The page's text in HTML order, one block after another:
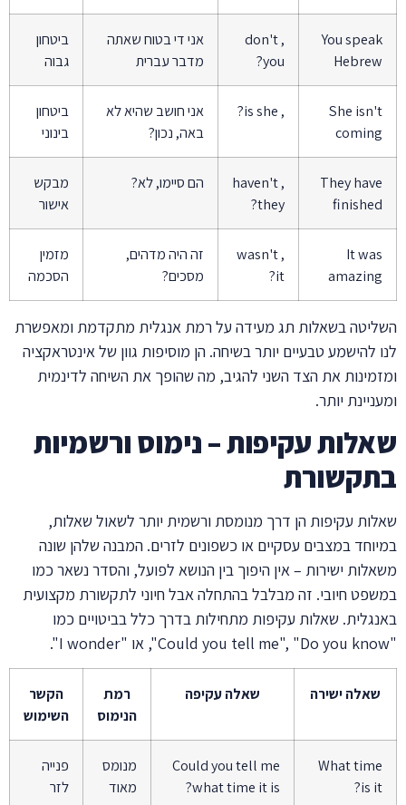
You speak
Hebrew
, don't
you?
אני די בטוח שאתה
מדבר עברית
ביטחון
גבוה
She isn't
coming
, is she?
אני חושב שהיא לא
באה, נכון?
ביטחון
בינוני
They have
finished
, haven't
they?
הם סיימו, לא?
מבקש
אישור
It was
amazing
, wasn't
it?
זה היה מדהים,
מסכים?
מזמין
הסכמה
השליטה בשאלות תג מעידה על רמת אנגלית מתקדמת ומאפשרת
לנו להישמע טבעיים יותר בשיחה. הן מוסיפות גוון של אינטראקציה
ומזמינות את הצד השני להגיב, מה שהופך את השיחה לדינמית
ומעניינת יותר.
שאלות עקיפות – נימוס ורשמיות
בתקשורת
שאלות עקיפות הן דרך מנומסת ורשמית יותר לשאול שאלות,
במיוחד במצבים עסקיים או כשפונים לזרים. המבנה שלהן שונה
משאלות ישירות – אין היפוך בין הנושא לפועל, והסדר נשאר כמו
במשפט חיובי. זה מבלבל בהתחלה אבל חיוני לתקשורת מקצועית
באנגלית. שאלות עקיפות מתחילות בדרך כלל בביטויים כמו
"Could you tell me", "Do you know", או "I wonder".
שאלה ישירה שאלה עקיפה
רמת
הנימוס
הקשר
השימוש
What time
is it?
Could you tell me
what time it is?
מנומס
מאוד
פנייה
לזר